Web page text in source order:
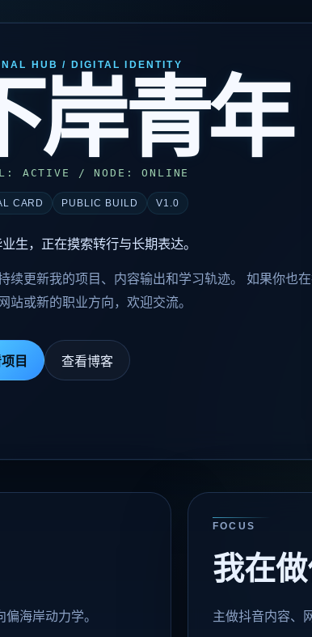
HUB / DIGITAL IDENTITY
岸青年
ACTIVE / NODE: ONLINE
CARD PUBLIC BUILD V1.0
生，正在摸索转行与长期表达。
续更新我的项目、内容输出和学习轨迹。 如果你也
站或新的职业方向，欢迎交流。
目 查看博客
海岸动力学。
FOCUS
我在
主做抖音内容、